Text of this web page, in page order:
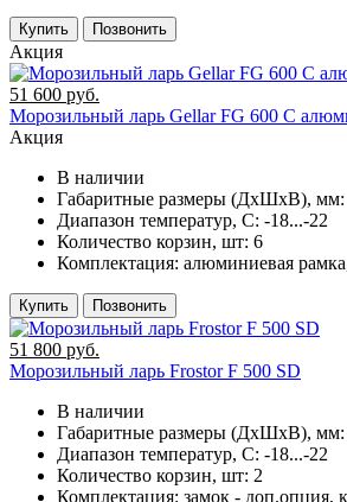
Купить Позвонить
Акция
51 600 руб.
Морозильный ларь Gellar FG 600 C
Акция
В наличии
Габаритные размеры (ДхШхВ), мм:
Диапазон температур, C: -18...-22
Количество корзин, шт: 6
Комплектация: алюминиевая
Купить Позвонить
51 800 руб.
Морозильный ларь Frostor F 500 SD
В наличии
Габаритные размеры (ДхШхВ), мм:
Диапазон температур, C: -18...-22
Количество корзин, шт: 2
Комплектация: замок - доп.опция,